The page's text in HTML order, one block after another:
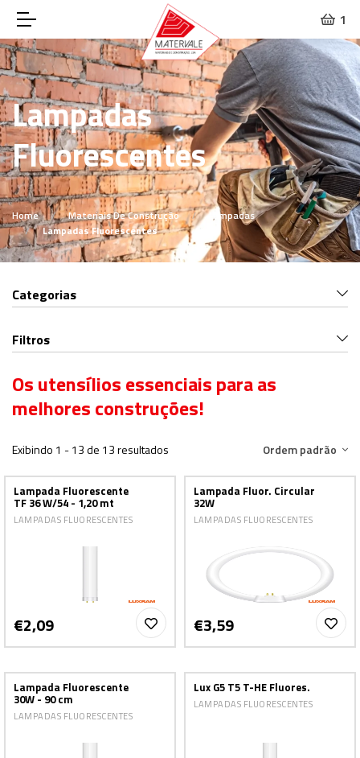
1
Lampadas
Fluorescentes
Home Materiais De Construção
Lampadas
Lampadas Fluorescentes
Categorias
Filtros
Os utensílios essenciais para as
melhores construções!
Exibindo 1 - 13 de 13 resultados Ordem padrão
Lampada Fluorescente
TF 36 W/54 - 1,20 mt
LAMPADAS FLUORESCENTES
€2,09
Lampada Fluor. Circular
32W
LAMPADAS FLUORESCENTES
€3,59
Lampada Fluorescente
30W - 90 cm
LAMPADAS FLUORESCENTES
Lux G5 T5 T-HE Fluores.
LAMPADAS FLUORESCENTES